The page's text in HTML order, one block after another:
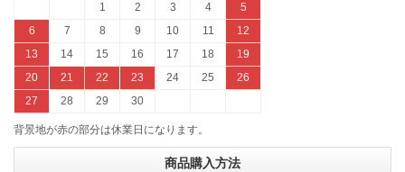
1
2 3 4
5
6
7 8 9 10 11
12
13
14 15 16 17 18
19
20
21 22 23 24 25
26
27
28 29 30
背景地が赤の部分は休業日になります。
商品購入方法